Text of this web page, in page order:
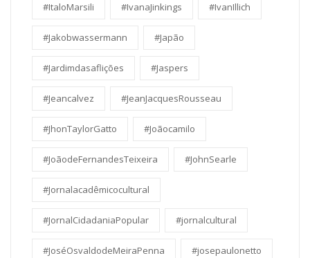
#ItaloMarsili #IvanaJinkings #IvanIllich
#Jakobwassermann #Japão
#Jardimdasaflições #Jaspers
#Jeancalvez #JeanJacquesRousseau
#JhonTaylorGatto #Joãocamilo
#JoãodeFernandesTeixeira #JohnSearle
#Jornalacadêmicocultural
#JornalCidadaniaPopular #jornalcultural
#JoséOsvaldodeMeiraPenna #josepaulonetto